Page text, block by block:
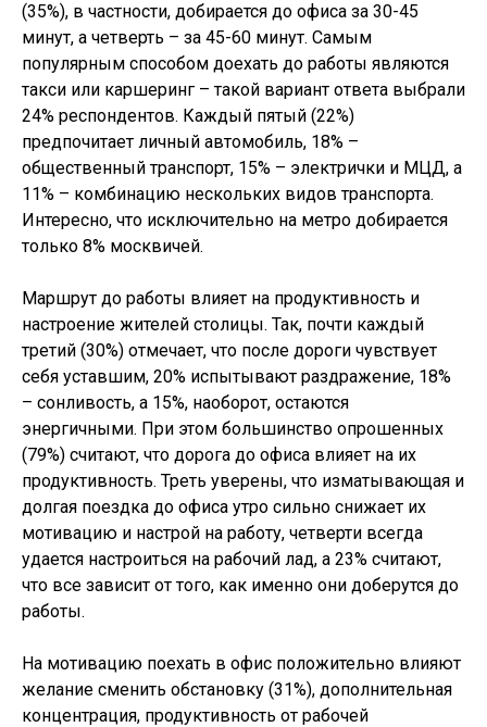
(35%), в частности, добирается до офиса за 30-45
минут, а четверть – за 45-60 минут. Самым
популярным способом доехать до работы являются
такси или каршеринг – такой вариант ответа выбрали
24% респондентов. Каждый пятый (22%)
предпочитает личный автомобиль, 18% –
общественный транспорт, 15% – электрички и МЦД, а
11% – комбинацию нескольких видов транспорта.
Интересно, что исключительно на метро добирается
только 8% москвичей.
Маршрут до работы влияет на продуктивность и
настроение жителей столицы. Так, почти каждый
третий (30%) отмечает, что после дороги чувствует
себя уставшим, 20% испытывают раздражение, 18%
– сонливость, а 15%, наоборот, остаются
энергичными. При этом большинство опрошенных
(79%) считают, что дорога до офиса влияет на их
продуктивность. Треть уверены, что изматывающая и
долгая поездка до офиса утро сильно снижает их
мотивацию и настрой на работу, четверти всегда
удается настроиться на рабочий лад, а 23% считают,
что все зависит от того, как именно они доберутся до
работы.
На мотивацию поехать в офис положительно влияют
желание сменить обстановку (31%), дополнительная
концентрация, продуктивность от рабочей